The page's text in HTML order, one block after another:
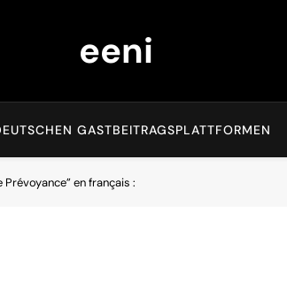
eeni
GASTBEITRAGSPLATTFORMEN
en français :